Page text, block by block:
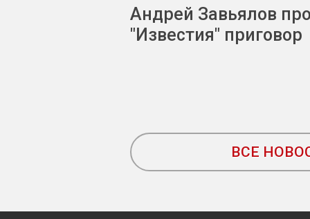
Андрей Завьялов
"Известия" приговор
ВСЕ